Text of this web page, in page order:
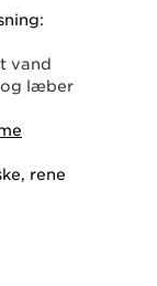
vand
og læber
rene